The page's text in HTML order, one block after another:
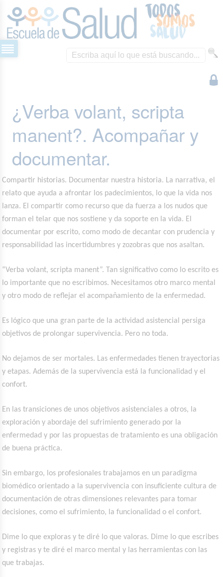
¿Verba volant, scripta
manent?. Acompañar y
documentar.
Compartir historias. Documentar nuestra historia. La narrativa, el
relato que ayuda a afrontar los padecimientos, lo que la vida nos
lanza. El compartir como recurso que da fuerza a los nudos que
forman el telar que nos sostiene y da soporte en la vida. El
documentar por escrito, como modo de decantar con prudencia y
responsabilidad las incertidumbres y zozobras que nos asaltan.
“Verba volant, scripta manent”. Tan significativo como lo escrito es
lo importante que no escribimos. Necesitamos otro marco mental
y otro modo de reflejar el acompañamiento de la enfermedad.
Es lógico que una gran parte de la actividad asistencial persiga
objetivos de prolongar supervivencia. Pero no toda.
No dejamos de ser mortales. Las enfermedades tienen trayectorias
y etapas. Además de la supervivencia está la funcionalidad y el
confort.
En las transiciones de unos objetivos asistenciales a otros, la
exploración y abordaje del sufrimiento generado por la
enfermedad y por las propuestas de tratamiento es una obligación
de buena práctica.
Sin embargo, los profesionales trabajamos en un paradigma
biomédico orientado a la supervivencia con insuficiente cultura de
documentación de otras dimensiones relevantes para tomar
decisiones, como el sufrimiento, la funcionalidad o el confort.
Dime lo que exploras y te diré lo que valoras. Dime lo que escribes
y registras y te diré el marco mental y las herramientas con las
que trabajas.